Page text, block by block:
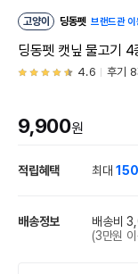
고양이 딩동펫 브랜드관 이
딩동펫 캣닢 물고기 4
4.6 후기 8
9,900원
적립혜택 최대
배송정보 배송비
(3만원